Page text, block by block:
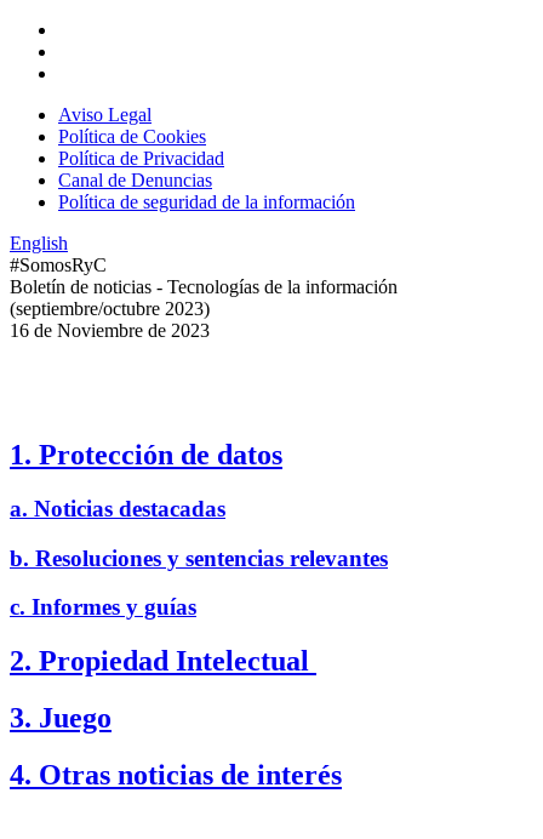
Aviso Legal
Política de Cookies
Política de Privacidad
Canal de Denuncias
Política de seguridad de la información
English
#SomosRyC
Boletín de noticias - Tecnologías de la información
(septiembre/octubre 2023)
16 de Noviembre de 2023
1. Protección de datos
a. Noticias destacadas
b. Resoluciones y sentencias relevantes
c. Informes y guías
2. Propiedad Intelectual
3. Juego
4. Otras noticias de interés